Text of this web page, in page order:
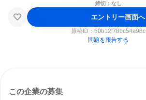
締切：なし
エントリー画面へ
原稿ID： 60b12f78bc54a98c
問題を報告する
この企業の募集